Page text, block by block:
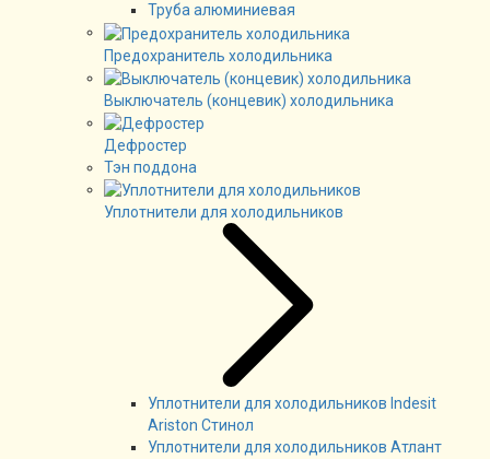
Труба алюминиевая
Предохранитель холодильника
Выключатель (концевик) холодильника
Дефростер
Тэн поддона
Уплотнители для холодильников
Уплотнители для холодильников Indesit
Ariston Стинол
Уплотнители для холодильников Атлант